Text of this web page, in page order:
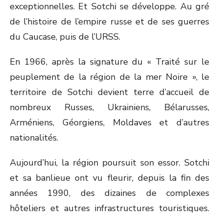
exceptionnelles. Et Sotchi se développe. Au gré
de l’histoire de l’empire russe et de ses guerres
du Caucase, puis de l’URSS.
En 1966, après la signature du « Traité sur le
peuplement de la région de la mer Noire », le
territoire de Sotchi devient terre d’accueil de
nombreux Russes, Ukrainiens, Bélarusses,
Arméniens, Géorgiens, Moldaves et d’autres
nationalités.
Aujourd’hui, la région poursuit son essor. Sotchi
et sa banlieue ont vu fleurir, depuis la fin des
années 1990, des dizaines de complexes
hôteliers et autres infrastructures touristiques.